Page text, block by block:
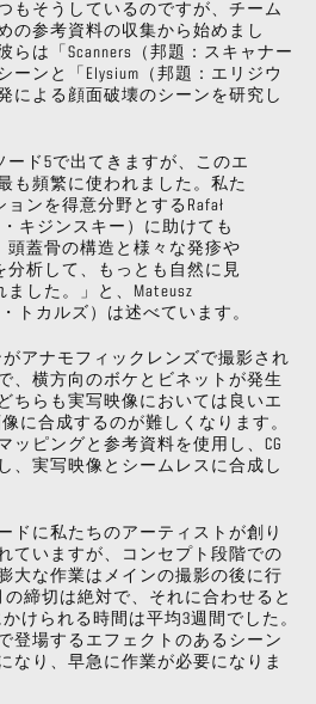
もそうしているのですが、チーム
の参考資料の収集から始めまし
らは「Scanners（邦題：スキャナー
ーンと「Elysium（邦題：エリジウ
による顔面破壊のシーンを研究し
ード5で出てきますが、このエ
も頻繁に使われました。私た
ンを得意分野とするRafał
キジンスキー）に助けても
頭蓋骨の構造と様々な発疹や
分析して、もっとも自然に見
した。」と、Mateusz
トカルズ）は述べています。
アナモフィックレンズで撮影され
、横方向のボケとビネットが発生
ちらも実写映像においては良いエ
に合成するのが難しくなります。
ッピングと参考資料を使用し、CG
、実写映像とシームレスに合成し
ドに私たちのアーティストが創り
ていますが、コンセプト段階での
大な作業はメインの撮影の後に行
締切は絶対で、それに合わせると
けられる時間は平均3週間でした。
登場するエフェクトのあるシーン
なり、早急に作業が必要になりま